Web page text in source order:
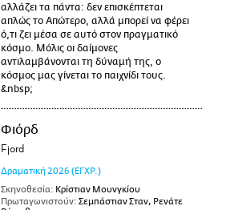
αλλάζει τα πάντα: δεν επισκέπτεται
απλώς το Απώτερο, αλλά μπορεί να φέρει
ό,τι ζει μέσα σε αυτό στον πραγματικό
κόσμο. Μόλις οι δαίμονες
αντιλαμβάνονται τη δύναμή της, ο
κόσμος μας γίνεται το παιχνίδι τους.
&nbsp;
Φιόρδ
Fjord
Δραματική 2026 (ΕΓΧΡ.)
Σκηνοθεσία: Κρίστιαν Μουνγκίου
Πρωταγωνιστούν: Σεμπάστιαν Σταν, Ρενάτε